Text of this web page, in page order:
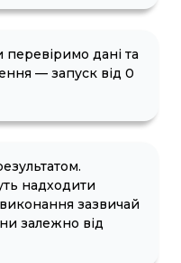
перевіримо дані та
— запуск від 0
надходити
зазвичай
залежно від